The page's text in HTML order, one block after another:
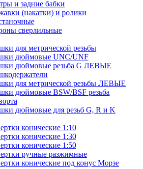
и задние бабки
(накатки) и ролики
сверлильные
для метрической резьбы
дюймовые UNC/UNF
дюймовые резьба G ЛЕВЫЕ
для метрической резьбы ЛЕВЫЕ
дюймовые BSW/BSF резьба
дюймовые для резьб G, R и K
конические 1:10
конические 1:30
конические 1:50
ручные разжимные
конические под конус Морзе